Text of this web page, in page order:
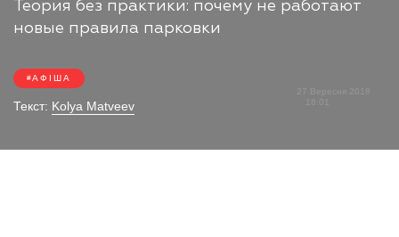
Теория без практики: почему не работают
новые правила парковки
АФІША
Текст: Kolya Matveev
27 Вересня 2018